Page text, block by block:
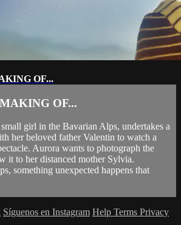
OF...
OF...
girl in the Bavarian Alps, undertakes a
her beloved father Valentin to watch a
Aurora wants to photograph the
it to her distanced mother Sylvia.
something unexpected happens that
Síguenos en Instagram Help Terms Privacy